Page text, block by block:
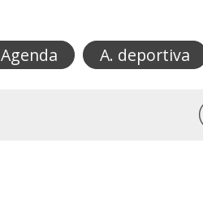
Agenda A. deportiva